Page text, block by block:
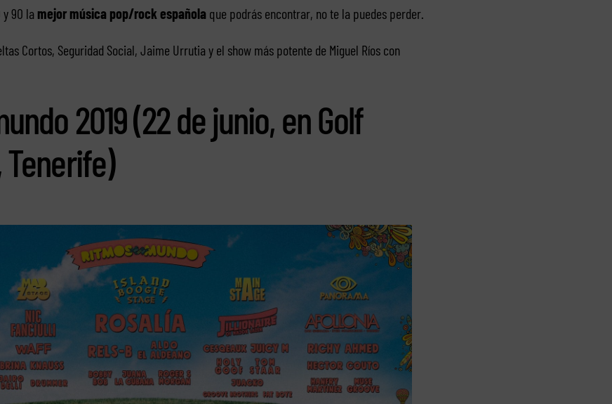
90 la mejor música pop/rock española que podrás encontrar, no te la puedes perder.
Cortos, Seguridad Social, Jaime Urrutia y el show más potente de Miguel Ríos con
2019 (22 de junio, en Golf
Tenerife)